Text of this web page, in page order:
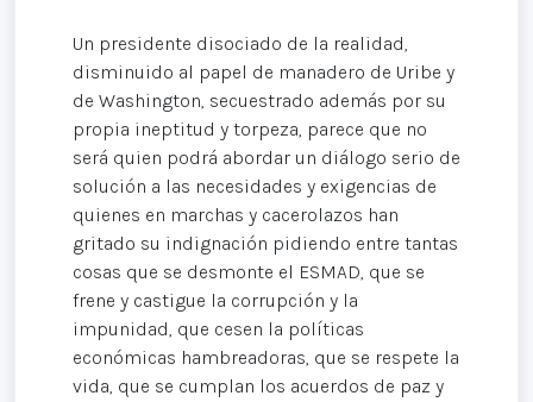
Un presidente disociado de la realidad,
disminuido al papel de manadero de Uribe y
de Washington, secuestrado además por su
propia ineptitud y torpeza, parece que no
será quien podrá abordar un diálogo serio de
solución a las necesidades y exigencias de
quienes en marchas y cacerolazos han
gritado su indignación pidiendo entre tantas
cosas que se desmonte el ESMAD, que se
frene y castigue la corrupción y la
impunidad, que cesen la políticas
económicas hambreadoras, que se respete la
vida, que se cumplan los acuerdos de paz y